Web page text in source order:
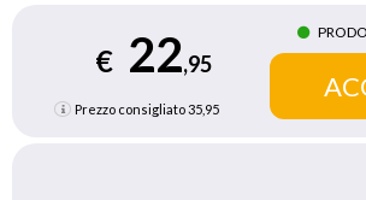
€ 22,95
Prezzo consigliato35,95